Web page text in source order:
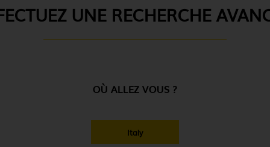
UNE RECHERCHE
OÙ ALLEZ VOUS ?
Italy